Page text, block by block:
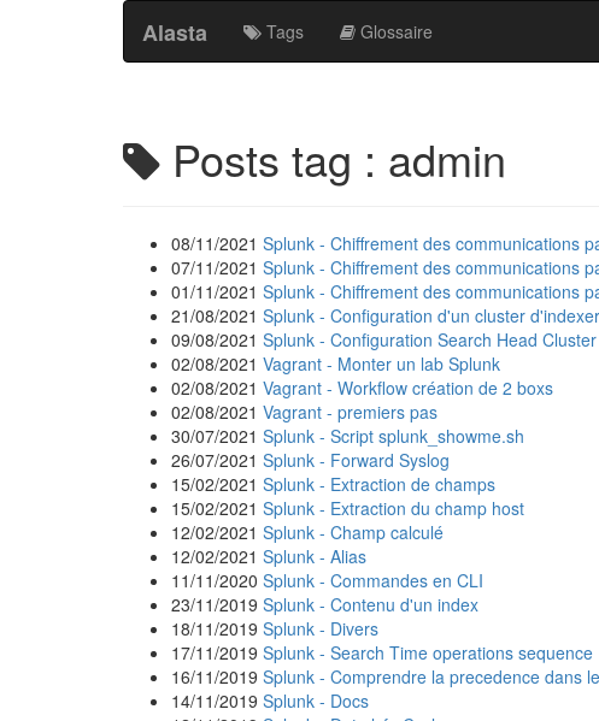
Alasta Tags Glossaire
Posts tag : admin
08/11/2021 Splunk - Chiffrement des communications
07/11/2021 Splunk - Chiffrement des communications
01/11/2021 Splunk - Chiffrement des communications
21/08/2021 Splunk - Configuration d'un cluster
09/08/2021 Splunk - Configuration Search Head Cluster
02/08/2021 Vagrant - Monter un lab Splunk
02/08/2021 Vagrant - Workflow création de 2 boxs
02/08/2021 Vagrant - premiers pas
30/07/2021 Splunk - Script splunk_showme.sh
26/07/2021 Splunk - Forward Syslog
15/02/2021 Splunk - Extraction de champs
15/02/2021 Splunk - Extraction du champ host
12/02/2021 Splunk - Champ calculé
12/02/2021 Splunk - Alias
11/11/2020 Splunk - Commandes en CLI
23/11/2019 Splunk - Contenu d'un index
18/11/2019 Splunk - Divers
17/11/2019 Splunk - Search Time operations sequence
16/11/2019 Splunk - Comprendre la precedence dans
14/11/2019 Splunk - Docs